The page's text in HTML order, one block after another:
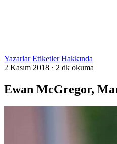
Yazarlar Etiketler Hakkında
2 Kasım 2018 · 2 dk okuma
Ewan McGregor,